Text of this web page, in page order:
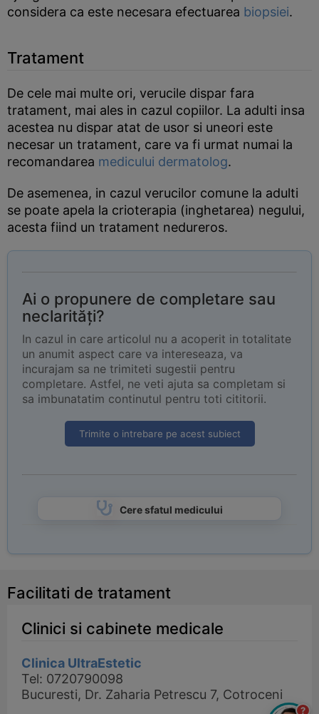
considera ca este necesara efectuarea biopsiei.
Tratament
De cele mai multe ori, verucile dispar fara
tratament, mai ales in cazul copiilor. La adulti insa
acestea nu dispar atat de usor si uneori este
necesar un tratament, care va fi urmat numai la
recomandarea medicului dermatolog.
De asemenea, in cazul verucilor comune la adulti
se poate apela la crioterapia (inghetarea) negului,
acesta fiind un tratament nedureros.
Ai o propunere de completare sau
neclarități?
In cazul in care articolul nu a acoperit in totalitate
un anumit aspect care va intereseaza, va
incurajam sa ne trimiteti sugestii pentru
completare. Astfel, ne veti ajuta sa completam si
sa imbunatatim continutul pentru toti cititorii.
Trimite o intrebare pe acest subiect
Cere sfatul medicului
Facilitati de tratament
Clinici si cabinete medicale
Clinica UltraEstetic
Tel: 0720790098
Bucuresti, Dr. Zaharia Petrescu 7, Cotroceni
?